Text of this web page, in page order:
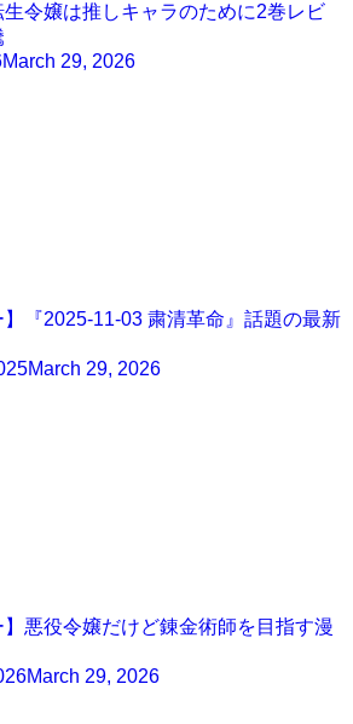
生令嬢は推しキャラのために2巻レビ
March 29, 2026
】『2025-11-03 粛清革命』話題の最新
March 29, 2026
】悪役令嬢だけど錬金術師を目指す漫
March 29, 2026